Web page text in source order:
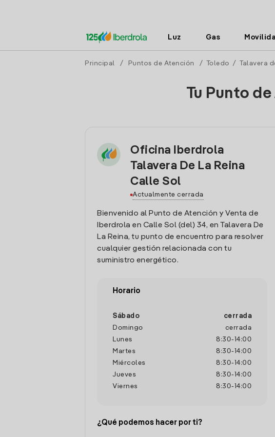
Luz Gas
Principal / Puntos de Atención / Toledo / Talavera
Tu Punto
Oficina Iberdrola
Talavera De La Reina
Calle Sol
Actualmente cerrada
Bienvenido al Punto de Atención y Venta de
Iberdrola en Calle Sol (del) 34, en Talavera De
La Reina, tu punto de encuentro para resolver
cualquier gestión relacionada con tu
suministro energético.
Horario
Sábado
cerrada
Domingo
cerrada
Lunes
8:30- 14:00
Martes
8:30- 14:00
Miércoles
8:30- 14:00
Jueves
8:30- 14:00
Viernes
8:30- 14:00
¿Qué podemos hacer por ti?